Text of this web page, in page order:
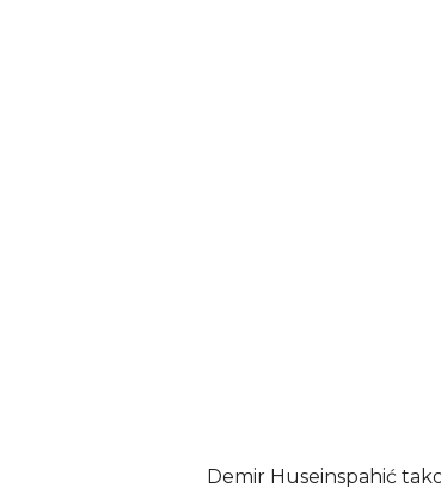
Demir Huseinspahić